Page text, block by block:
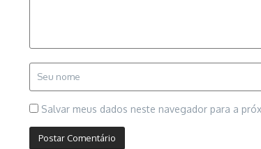
Salvar meus dados neste navegador para a